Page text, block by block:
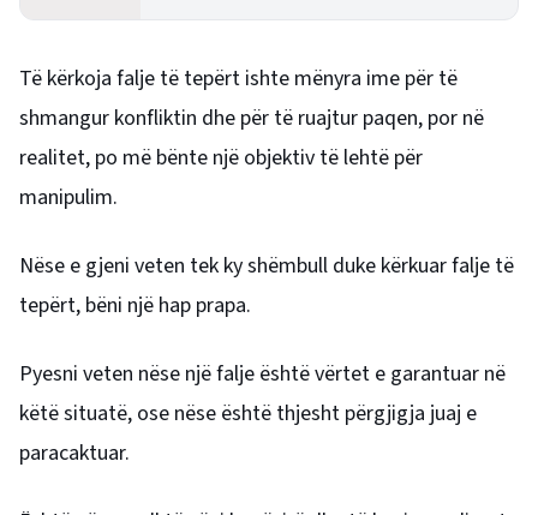
Të kërkoja falje të tepërt ishte mënyra ime për të
shmangur konfliktin dhe për të ruajtur paqen, por në
realitet, po më bënte një objektiv të lehtë për
manipulim.
Nëse e gjeni veten tek ky shëmbull duke kërkuar falje të
tepërt, bëni një hap prapa.
Pyesni veten nëse një falje është vërtet e garantuar në
këtë situatë, ose nëse është thjesht përgjigja juaj e
paracaktuar.